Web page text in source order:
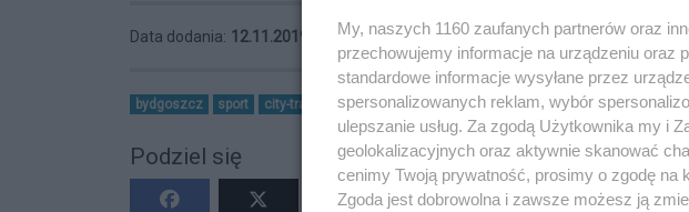
Data dodania: 12.11.2019 11:28 Wyświetleń: 1483
bydgoszcz sport city-trail
Podziel się
My, naszych 1160 zaufanych partnerów oraz
przechowujemy informacje na urządzeniu oraz
standardowe informacje wysyłane przez
spersonalizowanych reklam, wybór
ulepszanie usług. Za zgodą Użytkownika my i
geolokalizacyjnych oraz aktywnie skanować
cenimy Twoją prywatność, prosimy o zgodę na
Zgoda jest dobrowolna i zawsze możesz ją